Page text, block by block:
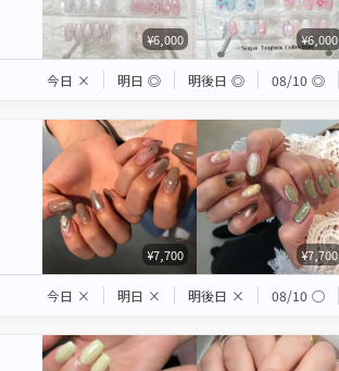
¥6,000 ¥6,000
今日 × 明日 ◎ 明後日 ◎ 08/10 ◎
¥7,700 ¥7,700
今日 × 明日 × 明後日 × 08/10 ◯